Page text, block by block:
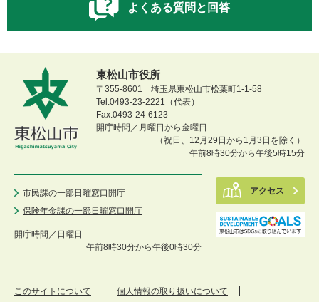
よくある質問と回答
東松山市役所
〒355-8601 埼玉県東松山市松葉町1-1-58
Tel:0493-23-2221（代表）
Fax:0493-24-6123
開庁時間／月曜日から金曜日
（祝日、12月29日から1月3日を除く）
午前8時30分から午後5時15分
市民課の一部日曜窓口開庁
保険年金課の一部日曜窓口開庁
開庁時間／ 日曜日
午前8時30分から午後0時30分
アクセス
このサイトについて 個人情報の取り扱いについて